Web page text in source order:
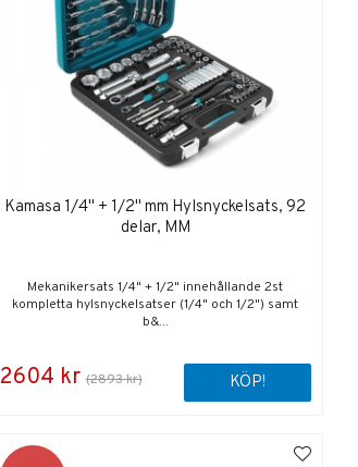
Kamasa 1/4" + 1/2" mm Hylsnyckelsats, 92
delar, MM
Mekanikersats 1/4" + 1/2" innehållande 2st
kompletta hylsnyckelsatser (1/4" och 1/2") samt
b&...
2604 kr (2893 kr) KÖP!